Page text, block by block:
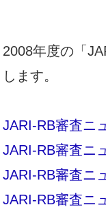
2008年度の「
します。
JARI-RB審査ニ
JARI-RB審査ニ
JARI-RB審査ニ
JARI-RB審査ニ